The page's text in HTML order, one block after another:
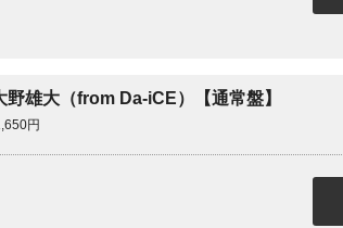
雄大（from Da-iCE）【通常盤】
円